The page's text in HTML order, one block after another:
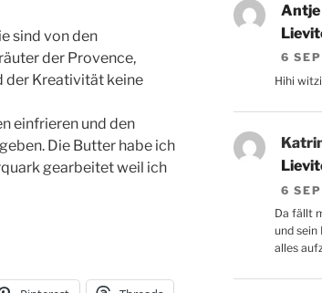
sind von den
der Provence,
der Kreativität keine
einfrieren und den
Die Butter habe ich
gearbeitet weil ich
Antje
6
Hihi
6
Da fällt
und sein
alles